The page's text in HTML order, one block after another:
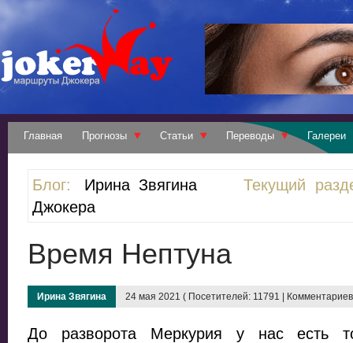
Главная Прогнозы Статьи Переводы Галереи
Блог: Ирина Звягина
Текущий
Джокера
Время Нептуна
Ирина Звягина 24 мая 2021 ( Посетителей: 11791 |
До разворота Меркурия у нас есть